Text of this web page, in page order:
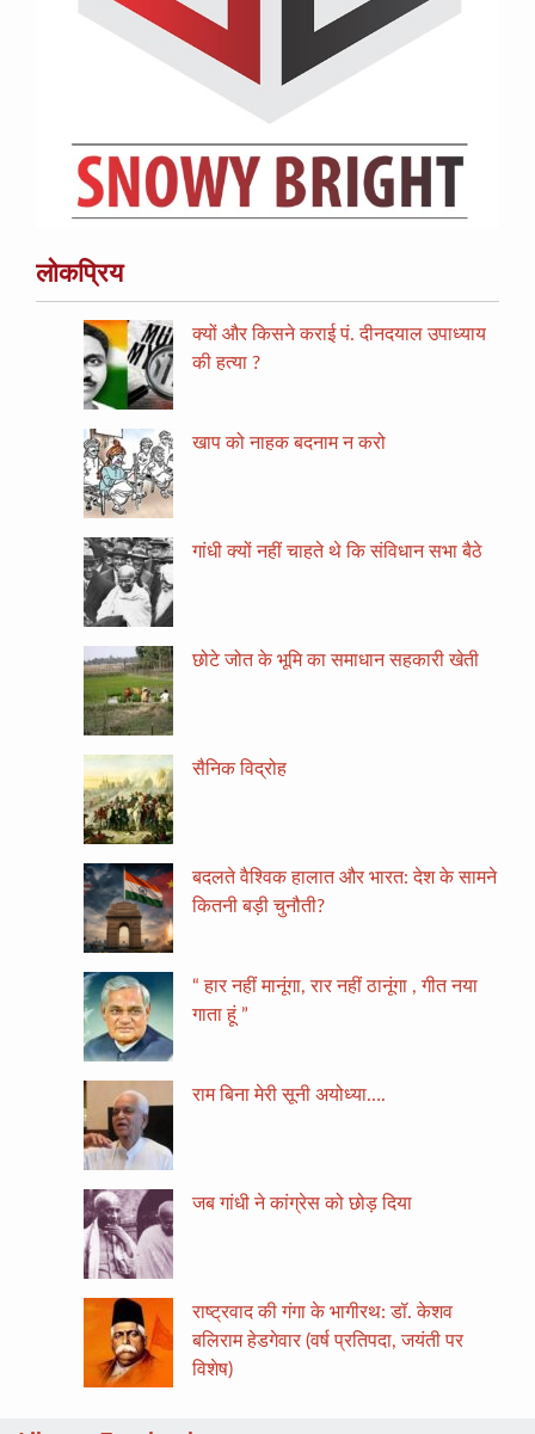
लोकप्रिय
क्यों और किसने कराई पं. दीनदयाल उपाध्याय
की हत्या ?
खाप को नाहक बदनाम न करो
गांधी क्यों नहीं चाहते थे कि संविधान सभा बैठे
छोटे जोत के भूमि का समाधान सहकारी खेती
सैनिक विद्रोह
बदलते वैश्विक हालात और भारत: देश के सामने
कितनी बड़ी चुनौती?
“ हार नहीं मानूंगा, रार नहीं ठानूंगा , गीत नया
गाता हूं ”
राम बिना मेरी सूनी अयोध्या….
जब गांधी ने कांग्रेस को छोड़ दिया
राष्ट्रवाद की गंगा के भागीरथ: डॉ. केशव
बलिराम हेडगेवार (वर्ष प्रतिपदा, जयंती पर
विशेष)